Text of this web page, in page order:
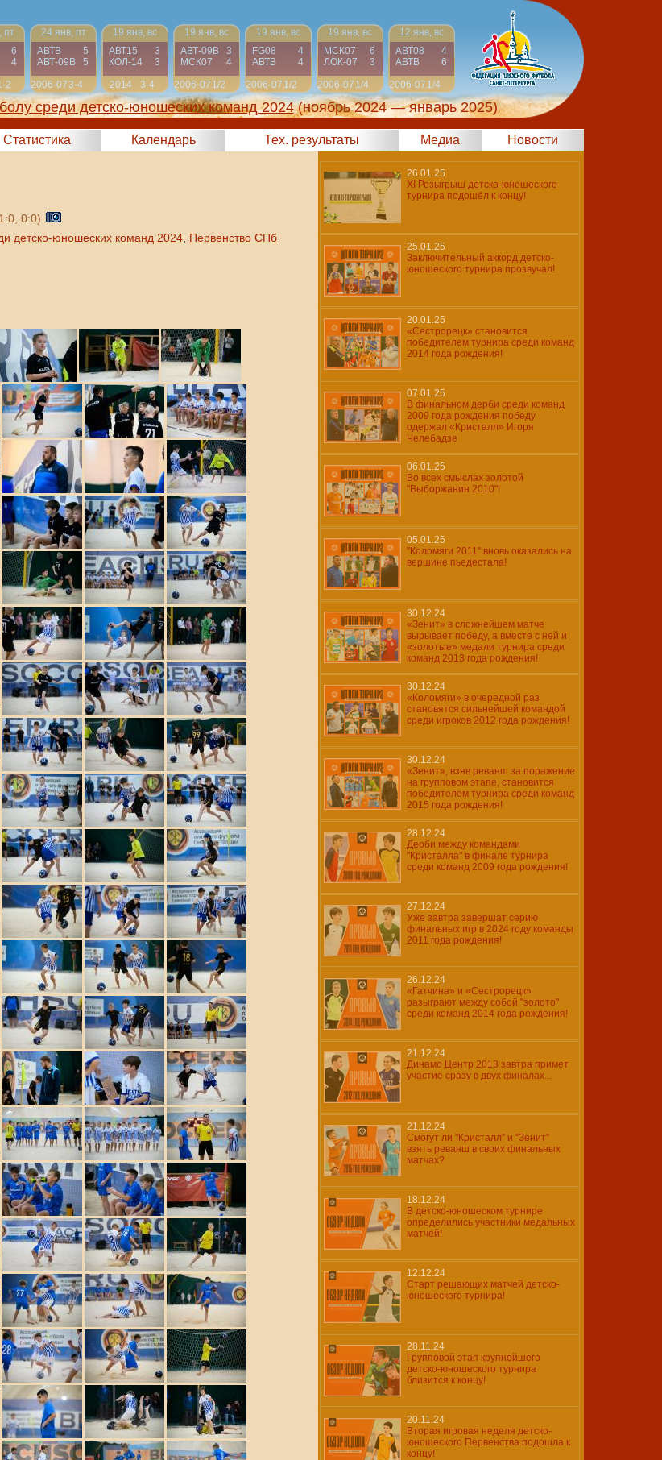
пт
6
4
2
24 янв, пт
АВТВ
5
АВТ-09B
5
2006-073-4
19 янв, вс
АВТ15
3
КОЛ-14
3
2014
3-4
19 янв, вс
АВТ-09B
3
МСК07
4
2006-07 1/2
19 янв, вс
FG08
4
АВТВ
4
2006-07 1/2
19 янв, вс
МСК07
6
ЛОК-07
3
2006-07 1/4
12 янв, вс
АВТ08
4
АВТВ
6
2006-07 1/4
среди детско-юношеских команд 2024 (ноябрь 2024 — январь 2025)
Статистика Календарь Тех. результаты Медиа Новости
0:0)
детско-юношеских команд 2024 Первенство СПб
26.01.25
XI Розыгрыш детско-юношеского
турнира подошёл к концу!
25.01.25
Заключительный аккорд детско-
юношеского турнира прозвучал!
20.01.25
«Сестрорецк» становится
победителем турнира среди команд
2014 года рождения!
07.01.25
В финальном дерби среди команд
2009 года рождения победу
одержал «Кристалл» Игоря
Челебадзе
06.01.25
Во всех смыслах золотой
"Выборжанин 2010"!
05.01.25
"Коломяги 2011" вновь оказались на
вершине пьедестала!
30.12.24
«Зенит» в сложнейшем матче
вырывает победу, а вместе с ней и
«золотые» медали турнира среди
команд 2013 года рождения!
30.12.24
«Коломяги» в очередной раз
становятся сильнейшей командой
среди игроков 2012 года рождения!
30.12.24
«Зенит», взяв реванш за поражение
на групповом этапе, становится
победителем турнира среди команд
2015 года рождения!
28.12.24
Дерби между командами
"Кристалла" в финале турнира
среди команд 2009 года рождения!
27.12.24
Уже завтра завершат серию
финальных игр в 2024 году команды
2011 года рождения!
26.12.24
«Гатчина» и «Сестрорецк»
разыграют между собой "золото"
среди команд 2014 года рождения!
21.12.24
Динамо Центр 2013 завтра примет
участие сразу в двух финалах...
21.12.24
Смогут ли "Кристалл" и "Зенит"
взять реванш в своих финальных
матчах?
18.12.24
В детско-юношеском турнире
определились участники медальных
матчей!
12.12.24
Старт решающих матчей детско-
юношеского турнира!
28.11.24
Групповой этап крупнейшего
детско-юношеского турнира
близится к концу!
20.11.24
Вторая игровая неделя детско-
юношеского Первенства подошла к
концу!